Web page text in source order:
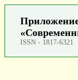
ISSN - 1817-6321